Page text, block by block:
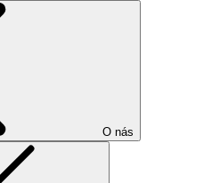
O nás